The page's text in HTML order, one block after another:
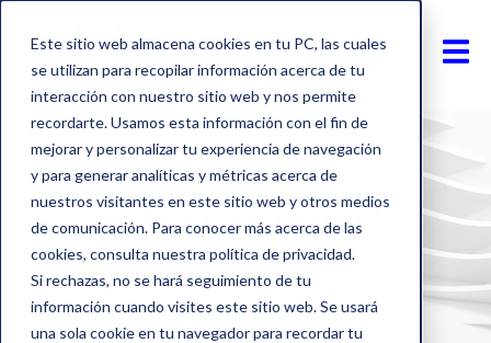
Este sitio web almacena cookies en tu PC, las cuales
se utilizan para recopilar información acerca de tu
interacción con nuestro sitio web y nos permite
recordarte. Usamos esta información con el fin de
mejorar y personalizar tu experiencia de navegación
y para generar analíticas y métricas acerca de
nuestros visitantes en este sitio web y otros medios
de comunicación. Para conocer más acerca de las
cookies, consulta nuestra política de privacidad.
Si rechazas, no se hará seguimiento de tu
información cuando visites este sitio web. Se usará
una sola cookie en tu navegador para recordar tu
SERES Blog
Português